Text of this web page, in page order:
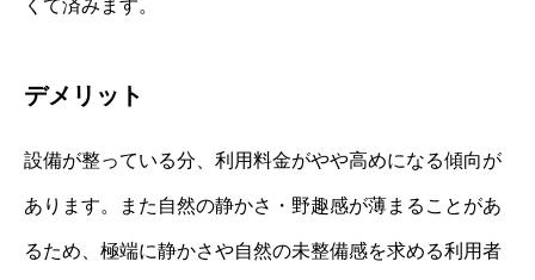
くて済みます。
デメリット
設備が整っている分、利用料金がやや高めになる傾向が
あります。また自然の静かさ・野趣感が薄まることがあ
るため、極端に静かさや自然の未整備感を求める利用者